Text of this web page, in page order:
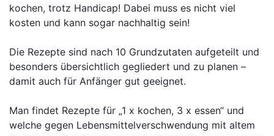
kochen, trotz Handicap! Dabei muss es nicht viel
kosten und kann sogar nachhaltig sein!
Die Rezepte sind nach 10 Grundzutaten aufgeteilt und
besonders übersichtlich gegliedert und zu planen –
damit auch für Anfänger gut geeignet.
Man findet Rezepte für „1 x kochen, 3 x essen“ und
welche gegen Lebensmittelverschwendung mit altem